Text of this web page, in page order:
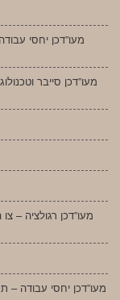
מעו”דכן יחסי
מעו”דכן סייבר
מעו”דכן יחסי עבודה –